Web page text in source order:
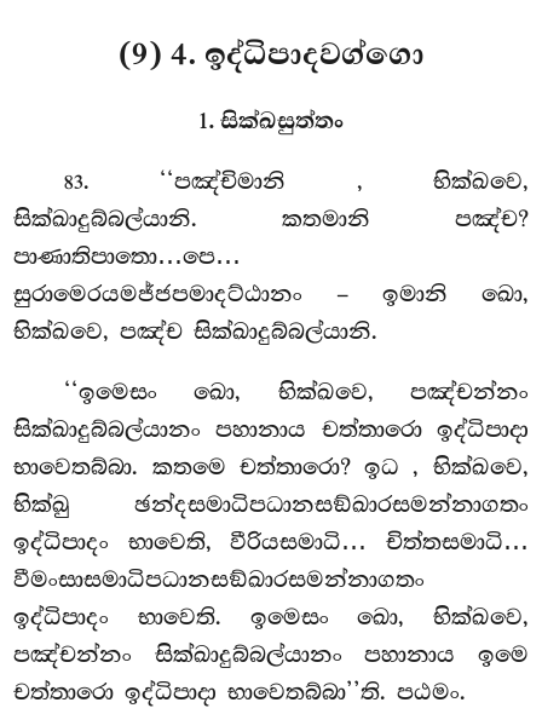
(9) 4. ඉද්ධිපාදවග්ගො
1. සික්ඛසුත්තං
83. ‘‘පඤ්චිමානි , භික්ඛවෙ,
සික්ඛාදුබ්බල්යානි. කතමානි පඤ්ච?
පාණාතිපාතො…පෙ…
සුරාමෙරයමජ්ජපමාදට්ඨානං – ඉමානි ඛො,
භික්ඛවෙ, පඤ්ච සික්ඛාදුබ්බල්යානි.
‘‘ඉමෙසං ඛො, භික්ඛවෙ, පඤ්චන්නං
සික්ඛාදුබ්බල්යානං පහානාය චත්තාරො ඉද්ධිපාදා
භාවෙතබ්බා. කතමෙ චත්තාරො? ඉධ, භික්ඛවෙ,
භික්ඛු ඡන්දසමාධිපධානසඞ්ඛාරසමන්නාගතං
ඉද්ධිපාදං භාවෙති, වීරියසමාධි… චිත්තසමාධි…
වීමංසාසමාධිපධානසඞ්ඛාරසමන්නාගතං
ඉද්ධිපාදං භාවෙති. ඉමෙසං ඛො, භික්ඛවෙ,
පඤ්චන්නං සික්ඛාදුබ්බල්යානං පහානාය ඉමෙ
චත්තාරො ඉද්ධිපාදා භාවෙතබ්බා’’ති. පඨමං.